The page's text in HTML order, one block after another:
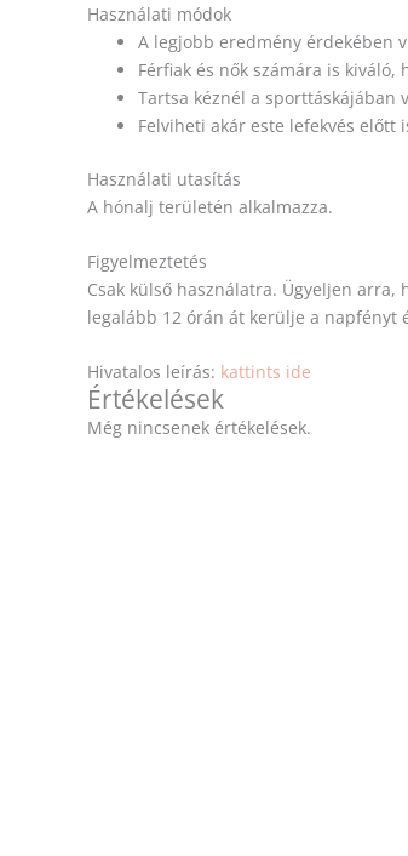
Használati módok
A legjobb eredmény érdekében
Férfiak és nők számára is
Tartsa kéznél a sporttáskájában
Felviheti akár este lefekvés előtt
Használati utasítás
A hónalj területén alkalmazza.
Figyelmeztetés
Csak külső használatra. Ügyeljen
legalább 12 órán át kerülje a napfényt
Hivatalos leírás: kattints ide
Értékelések
Még nincsenek értékelések.